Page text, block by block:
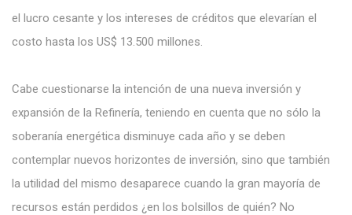
el lucro cesante y los intereses de créditos que elevarían el
costo hasta los US$ 13.500 millones.
Cabe cuestionarse la intención de una nueva inversión y
expansión de la Refinería, teniendo en cuenta que no sólo la
soberanía energética disminuye cada año y se deben
contemplar nuevos horizontes de inversión, sino que también
la utilidad del mismo desaparece cuando la gran mayoría de
recursos están perdidos ¿en los bolsillos de quién? No